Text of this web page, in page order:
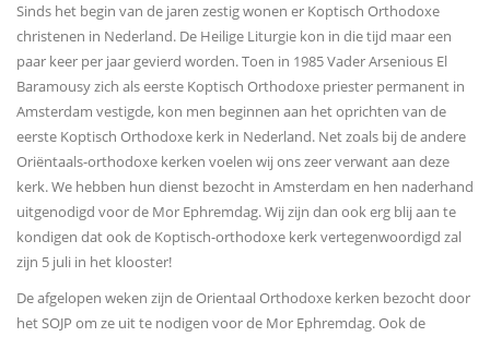
Sinds het begin van de jaren zestig wonen er Koptisch Orthodoxe
christenen in Nederland. De Heilige Liturgie kon in die tijd maar een
paar keer per jaar gevierd worden. Toen in 1985 Vader Arsenious El
Baramousy zich als eerste Koptisch Orthodoxe priester permanent in
Amsterdam vestigde, kon men beginnen aan het oprichten van de
eerste Koptisch Orthodoxe kerk in Nederland. Net zoals bij de andere
Oriëntaals-orthodoxe kerken voelen wij ons zeer verwant aan deze
kerk. We hebben hun dienst bezocht in Amsterdam en hen naderhand
uitgenodigd voor de Mor Ephremdag. Wij zijn dan ook erg blij aan te
kondigen dat ook de Koptisch-orthodoxe kerk vertegenwoordigd zal
zijn 5 juli in het klooster!
De afgelopen weken zijn de Orientaal Orthodoxe kerken bezocht door
het SOJP om ze uit te nodigen voor de Mor Ephremdag. Ook de